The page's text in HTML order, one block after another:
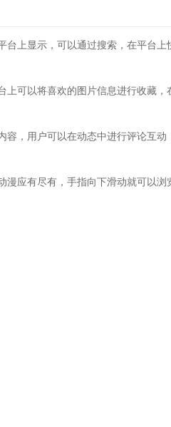
台上显示，可以通过搜索，在平台上
可以将喜欢的图片信息进行收藏，
，用户可以在动态中进行评论互动
漫应有尽有，手指向下滑动就可以浏